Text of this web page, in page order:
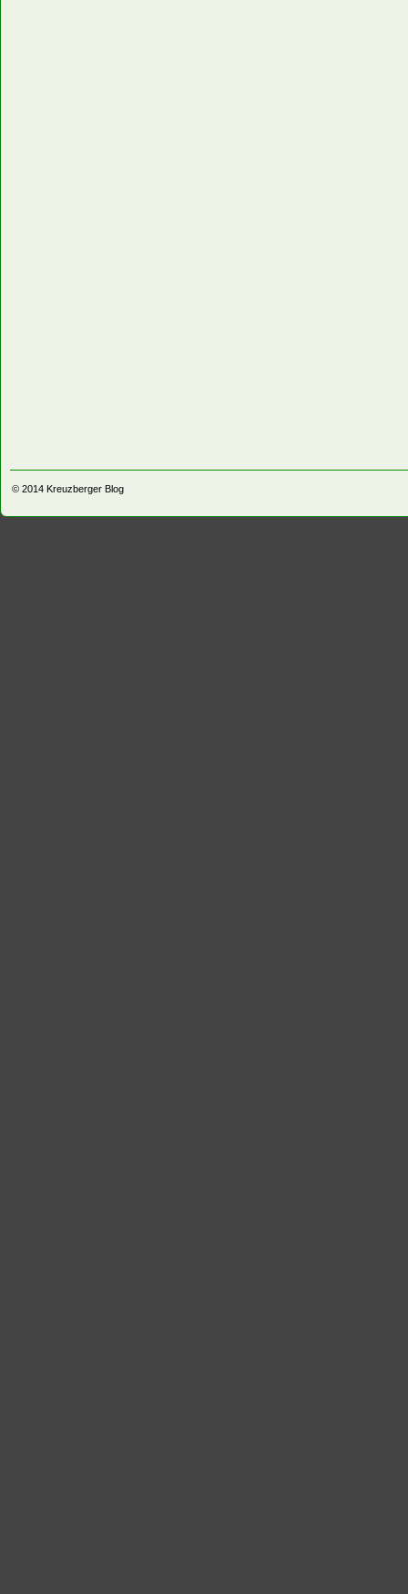
© 2014 Kreuzberger Blog